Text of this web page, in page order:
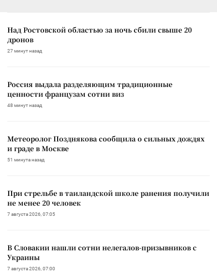
Над Ростовской областью за ночь сбили свыше 20
дронов
27 минут назад
Россия выдала разделяющим традиционные
ценности французам сотни виз
48 минут назад
Метеоролог Позднякова сообщила о сильных дождях
и граде в Москве
51 минута назад
При стрельбе в таиландской школе ранения получили
не менее 20 человек
7 августа 2026, 07:05
В Словакии нашли сотни нелегалов-призывников с
Украины
7 августа 2026, 07:00